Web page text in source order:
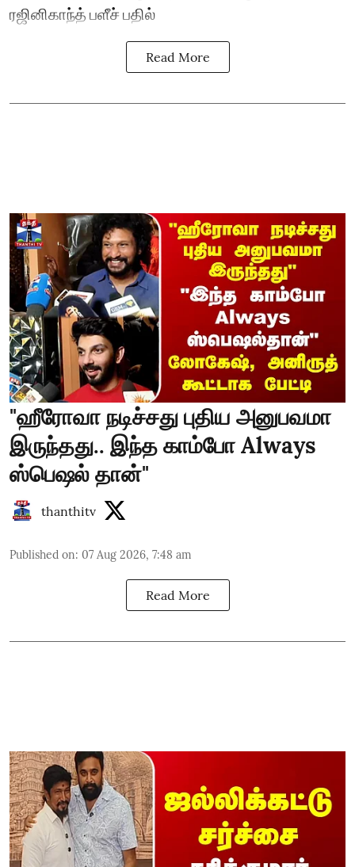
ரஜினிகாந்த் பளீச் பதில்
Read More
"ஹீரோவா நடிச்சது புதிய அனுபவமா
இருந்தது.. இந்த காம்போ Always
ஸ்பெஷல் தான்"
thanthitv
Published on: 07 Aug 2026, 7:48 am
Read More